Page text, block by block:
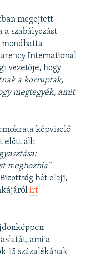
megejtett
szabályozást
mondhatta
International
vezetője, hogy
a korruptak,
megtegyék, amit
képviselő
előtt áll:
meghoznia”–
hét eleji,
írt
ami a
15 százalékának